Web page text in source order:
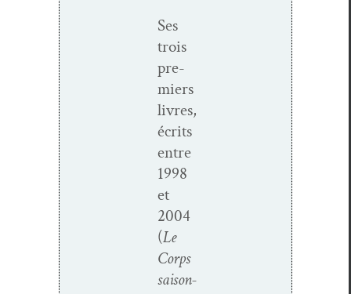
Ses
trois
pre­
miers
livres,
écrits
entre
1998
et
2004
(Le
Corps
saison­